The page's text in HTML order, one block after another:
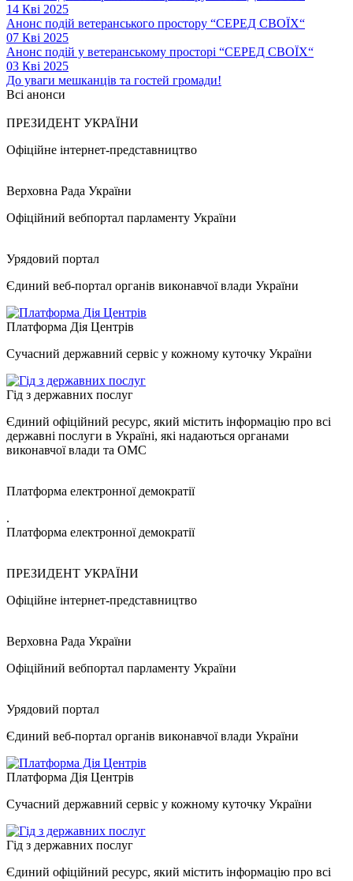
14 Кві 2025
Анонс подій ветеранського простору “СЕРЕД СВОЇХ“
07 Кві 2025
Анонс подій у ветеранському просторі “СЕРЕД СВОЇХ“
03 Кві 2025
До уваги мешканців та гостей громади!
Всі анонси
ПРЕЗИДЕНТ УКРАЇНИ
Офіційне інтернет-представництво
Верховна Рада України
Офіційний вебпортал парламенту України
Урядовий портал
Єдиний веб-портал органів виконавчої влади України
Платформа Дія Центрів
Сучасний державний сервіс у кожному куточку України
Гід з державних послуг
Єдиний офіційний ресурс, який містить інформацію про всі
державні послуги в Україні, які надаються органами
виконавчої влади та ОМС
Платформа електронної демократії
.
Платформа електронної демократії
ПРЕЗИДЕНТ УКРАЇНИ
Офіційне інтернет-представництво
Верховна Рада України
Офіційний вебпортал парламенту України
Урядовий портал
Єдиний веб-портал органів виконавчої влади України
Платформа Дія Центрів
Сучасний державний сервіс у кожному куточку України
Гід з державних послуг
Єдиний офіційний ресурс, який містить інформацію про всі